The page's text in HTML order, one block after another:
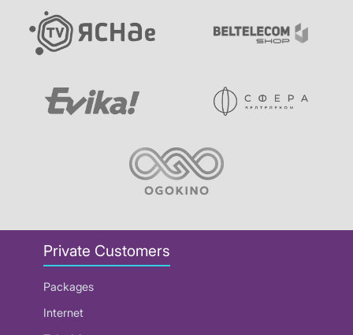
Private Customers
Packages
Internet